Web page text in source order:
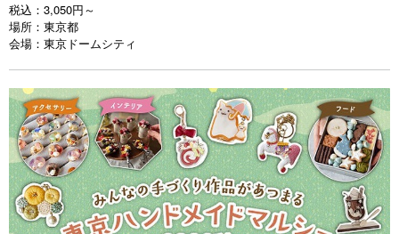
税込： 3,050円～
場所： 東京都
会場： 東京ドームシティ